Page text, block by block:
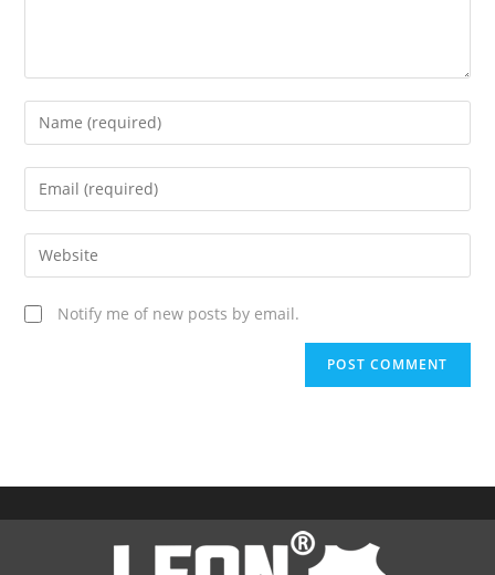
Notify me of new posts by email.